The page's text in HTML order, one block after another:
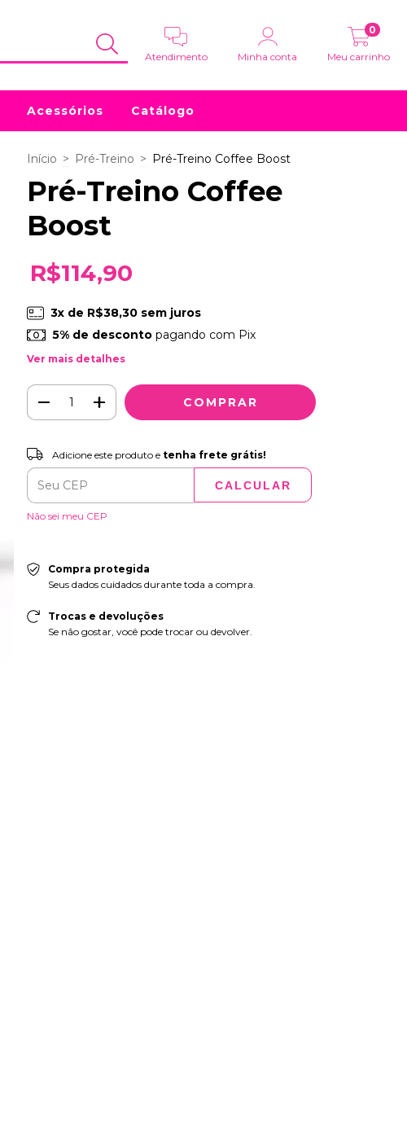
Atendimento Minha conta Meu carrinho
0
Acessórios Catálogo
Início > Pré-Treino > Pré-Treino Coffee Boost
Pré-Treino Coffee
Boost
R$114,90
3x de R$38,30sem juros
5% de desconto pagando com Pix
Ver mais detalhes
Adicione este produto etenha frete
grátis!
Entregas para o CEP: ALTERAR CEP
Adicione este produto e tenha frete grátis!
CALCULAR
Não sei meu CEP
Compra protegida
Seus dados cuidados durante toda a compra.
Trocas e devoluções
Se não gostar, você pode trocar ou devolver.